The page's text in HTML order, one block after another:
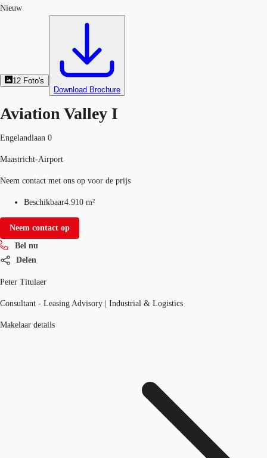
Nieuw
12 Foto's
Download Brochure
Aviation Valley I
Engelandlaan 0
Maastricht-Airport
Neem contact met ons op voor de prijs
Beschikbaar4.910 m²
Neem contact op
Bel nu
Delen
Peter Titulaer
Consultant - Leasing Advisory | Industrial & Logistics
Makelaar details